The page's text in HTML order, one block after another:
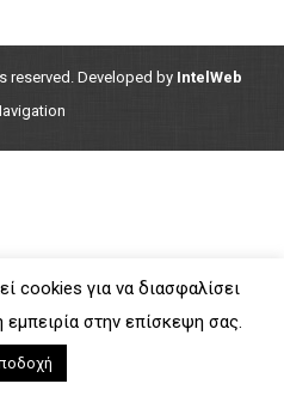
reserved. Developed by IntelWeb
cookies για να διασφαλίσει
εμπειρία στην επίσκεψη σας.